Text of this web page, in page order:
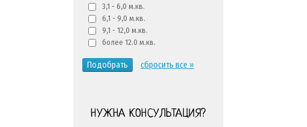
3,1 - 6,0 м.кв.
6,1 - 9,0 м.кв.
9,1 - 12,0 м.кв.
более 12.0 м.кв.
Подобрать сбросить все »
НУЖНА КОНСУЛЬТАЦИЯ?